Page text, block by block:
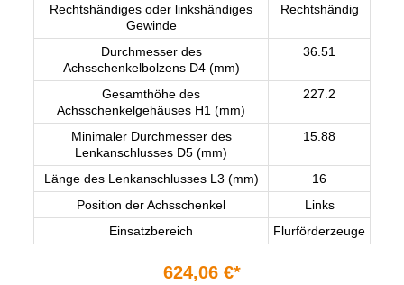
Rechtshändiges oder linkshändiges
Gewinde
Rechtshändig
Durchmesser des
Achsschenkelbolzens D4 (mm)
36.51
Gesamthöhe des
Achsschenkelgehäuses H1 (mm)
227.2
Minimaler Durchmesser des
Lenkanschlusses D5 (mm)
15.88
Länge des Lenkanschlusses L3 (mm)
16
Position der Achsschenkel
Links
Einsatzbereich
Flurförderzeuge
624,06 €*